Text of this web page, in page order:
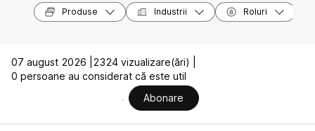
Produse Industrii Roluri
07 august 2026 |
2324 vizualizare(ări) |
0 persoane au considerat că este util
Abonare